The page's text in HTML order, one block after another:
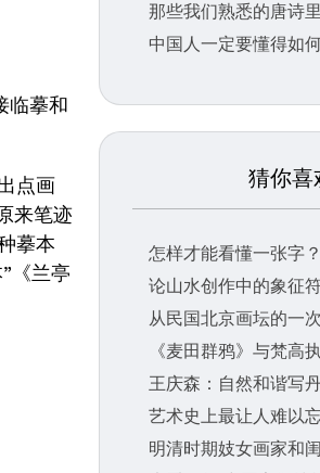
临摹和
点画
来笔迹
摹本
《兰亭
那些我们熟悉的唐诗
中国人一定要懂得如
猜你喜
怎样才能看懂一张字
论山水创作中的象征
从民国北京画坛的一
《麦田群鸦》与梵高
王庆森：自然和谐写
艺术史上最让人难以
明清时期妓女画家和